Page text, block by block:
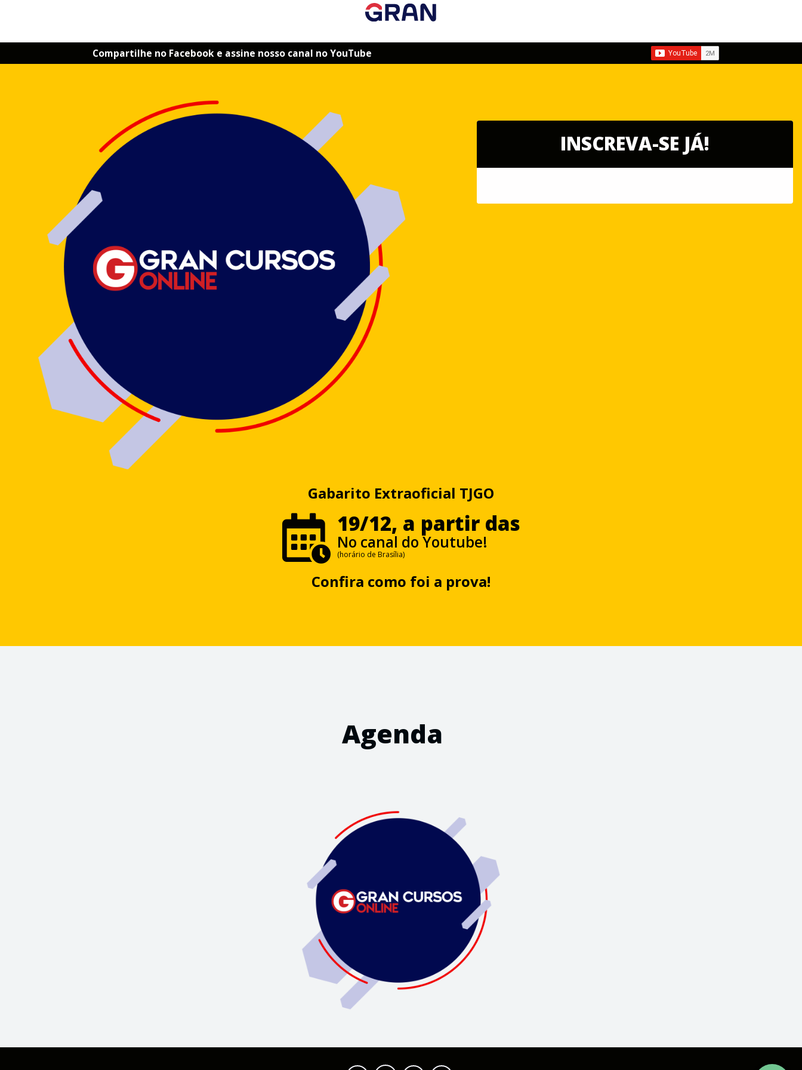
Compartilhe no Facebook e assine nosso canal no YouTube
INSCREVA-SE JÁ!
Gabarito Extraoficial TJGO
19/12, a partir das
No canal do Youtube!
(horário de Brasília)
Confira como foi a prova!
Agenda